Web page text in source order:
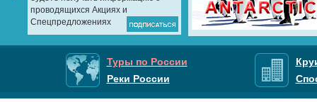
проводящихся Акциях и
Спецпредложениях
Туры по России
Реки России